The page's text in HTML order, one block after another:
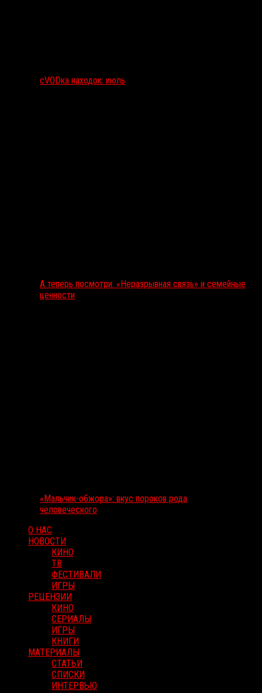
сVODка находок: июль
А теперь посмотри: «Неразрывная связь» и семейные
ценности
«Мальчик-обжора»: вкус пороков рода
человеческого
О НАС
НОВОСТИ
КИНО
ТВ
ФЕСТИВАЛИ
ИГРЫ
РЕЦЕНЗИИ
КИНО
СЕРИАЛЫ
ИГРЫ
КНИГИ
МАТЕРИАЛЫ
СТАТЬИ
СПИСКИ
ИНТЕРВЬЮ